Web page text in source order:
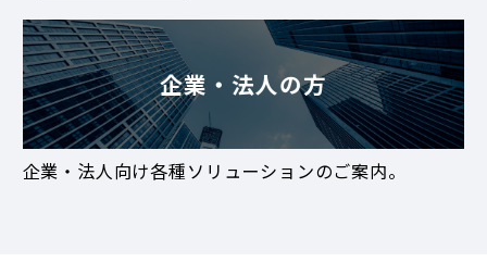
企業・法人の方
企業・法人向け各種ソリューションのご案内。